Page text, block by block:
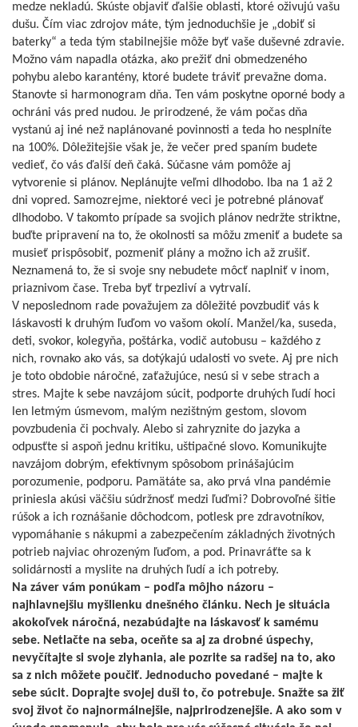
medze nekladú. Skúste objaviť ďalšie oblasti, ktoré oživujú vašu
dušu. Čím viac zdrojov máte, tým jednoduchšie je „dobiť si
baterky“ a teda tým stabilnejšie môže byť vaše duševné zdravie.
Možno vám napadla otázka, ako prežiť dni obmedzeného
pohybu alebo karantény, ktoré budete tráviť prevažne doma.
Stanovte si harmonogram dňa. Ten vám poskytne oporné body a
ochráni vás pred nudou. Je prirodzené, že vám počas dňa
vystanú aj iné než naplánované povinnosti a teda ho nesplníte
na 100%. Dôležitejšie však je, že večer pred spaním budete
vedieť, čo vás ďalší deň čaká. Súčasne vám pomôže aj
vytvorenie si plánov. Neplánujte veľmi dlhodobo. Iba na 1 až 2
dni vopred. Samozrejme, niektoré veci je potrebné plánovať
dlhodobo. V takomto prípade sa svojich plánov nedržte striktne,
buďte pripravení na to, že okolnosti sa môžu zmeniť a budete sa
musieť prispôsobiť, pozmeniť plány a možno ich až zrušiť.
Neznamená to, že si svoje sny nebudete môcť naplniť v inom,
priaznivom čase. Treba byť trpezliví a vytrvalí.
V neposlednom rade považujem za dôležité povzbudiť vás k
láskavosti k druhým ľuďom vo vašom okolí. Manžel/ka, suseda,
deti, svokor, kolegyňa, poštárka, vodič autobusu – každého z
nich, rovnako ako vás, sa dotýkajú udalosti vo svete. Aj pre nich
je toto obdobie náročné, zaťažujúce, nesú si v sebe strach a
stres. Majte k sebe navzájom súcit, podporte druhých ľudí hoci
len letmým úsmevom, malým nezištným gestom, slovom
povzbudenia či pochvaly. Alebo si zahryznite do jazyka a
odpusťte si aspoň jednu kritiku, uštipačné slovo. Komunikujte
navzájom dobrým, efektívnym spôsobom prinášajúcim
porozumenie, podporu. Pamätáte sa, ako prvá vlna pandémie
priniesla akúsi väčšiu súdržnosť medzi ľuďmi? Dobrovoľné šitie
rúšok a ich roznášanie dôchodcom, potlesk pre zdravotníkov,
vypomáhanie s nákupmi a zabezpečením základných životných
potrieb najviac ohrozeným ľuďom, a pod. Prinavráťte sa k
solidárnosti a myslite na druhých ľudí a ich potreby.
Na záver vám ponúkam – podľa môjho názoru –
najhlavnejšiu myšlienku dnešného článku. Nech je situácia
akokoľvek náročná, nezabúdajte na láskavosť k samému
sebe. Netlačte na seba, oceňte sa aj za drobné úspechy,
nevyčítajte si svoje zlyhania, ale pozrite sa radšej na to, ako
sa z nich môžete poučiť. Jednoducho povedané – majte k
sebe súcit. Doprajte svojej duši to, čo potrebuje. Snažte sa žiť
svoj život čo najnormálnejšie, najprirodzenejšie. A ako som v